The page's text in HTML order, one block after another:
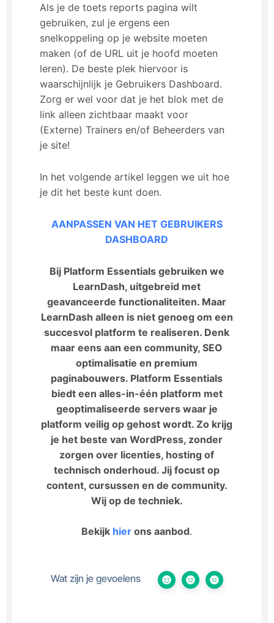
Als je de toets reports pagina wilt
gebruiken, zul je ergens een
snelkoppeling op je website moeten
maken (of de URL uit je hoofd moeten
leren). De beste plek hiervoor is
waarschijnlijk je Gebruikers Dashboard.
Zorg er wel voor dat je het blok met de
link alleen zichtbaar maakt voor
(Externe) Trainers en/of Beheerders van
je site!
In het volgende artikel leggen we uit hoe
je dit het beste kunt doen.
AANPASSEN VAN HET GEBRUIKERS
DASHBOARD
Bij Platform Essentials gebruiken we
LearnDash, uitgebreid met
geavanceerde functionaliteiten. Maar
LearnDash alleen is niet genoeg om een
succesvol platform te realiseren. Denk
maar eens aan een community, SEO
optimalisatie en premium
paginabouwers. Platform Essentials
biedt een alles-in-één platform met
geoptimaliseerde servers waar je
platform veilig op gehost wordt. Zo krijg
je het beste van WordPress, zonder
zorgen over licenties, hosting of
technisch onderhoud. Jij focust op
content, cursussen en de community.
Wij op de techniek.
Bekijk hier ons aanbod.
Wat zijn je gevoelens